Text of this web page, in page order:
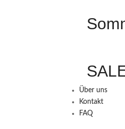
Über uns
Kontakt
FAQ